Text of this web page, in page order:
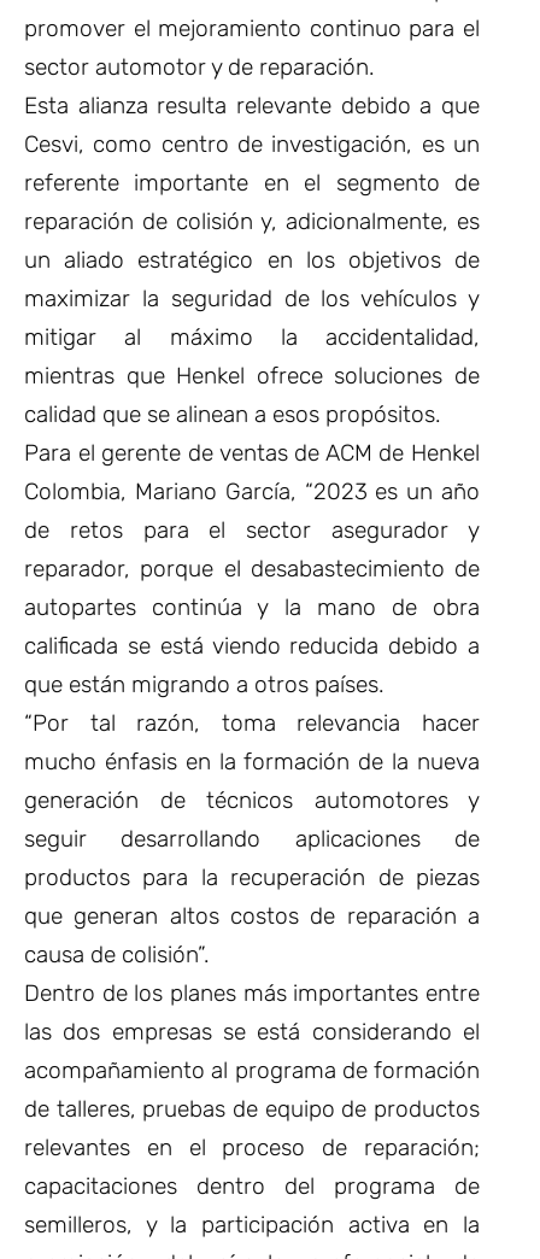
promover el mejoramiento continuo para el
sector automotor y de reparación.
Esta alianza resulta relevante debido a que
Cesvi, como centro de investigación, es un
referente importante en el segmento de
reparación de colisión y, adicionalmente, es
un aliado estratégico en los objetivos de
maximizar la seguridad de los vehículos y
mitigar al máximo la accidentalidad,
mientras que Henkel ofrece soluciones de
calidad que se alinean a esos propósitos.
Para el gerente de ventas de ACM de Henkel
Colombia, Mariano García, “2023 es un año
de retos para el sector asegurador y
reparador, porque el desabastecimiento de
autopartes continúa y la mano de obra
calificada se está viendo reducida debido a
que están migrando a otros países.
“Por tal razón, toma relevancia hacer
mucho énfasis en la formación de la nueva
generación de técnicos automotores y
seguir desarrollando aplicaciones de
productos para la recuperación de piezas
que generan altos costos de reparación a
causa de colisión”.
Dentro de los planes más importantes entre
las dos empresas se está considerando el
acompañamiento al programa de formación
de talleres, pruebas de equipo de productos
relevantes en el proceso de reparación;
capacitaciones dentro del programa de
semilleros, y la participación activa en la